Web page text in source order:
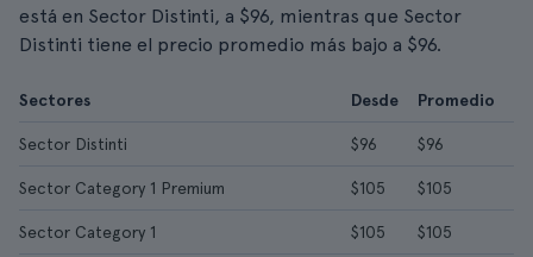
está en Sector Distinti, a $96, mientras que Sector
Distinti tiene el precio promedio más bajo a $96.
Sectores Desde Promedio
Sector Distinti $96 $96
Sector Category 1 Premium $105 $105
Sector Category 1 $105 $105